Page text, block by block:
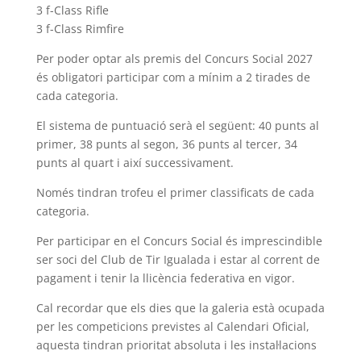
3 f-Class Rifle
3 f-Class Rimfire
Per poder optar als premis del Concurs Social 2027
és obligatori participar com a mínim a 2 tirades de
cada categoria.
El sistema de puntuació serà el següent: 40 punts al
primer, 38 punts al segon, 36 punts al tercer, 34
punts al quart i així successivament.
Només tindran trofeu el primer classificats de cada
categoria.
Per participar en el Concurs Social és imprescindible
ser soci del Club de Tir Igualada i estar al corrent de
pagament i tenir la llicència federativa en vigor.
Cal recordar que els dies que la galeria està ocupada
per les competicions previstes al Calendari Oficial,
aquesta tindran prioritat absoluta i les instal·lacions